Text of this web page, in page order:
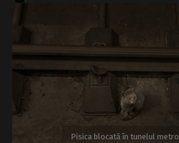
Pisica blocată în tunelul